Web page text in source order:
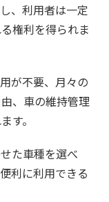
、利用者は一定
権利を得られま
が不要、月々の
、車の維持管理
す。
た車種を選べ
利に利用できる